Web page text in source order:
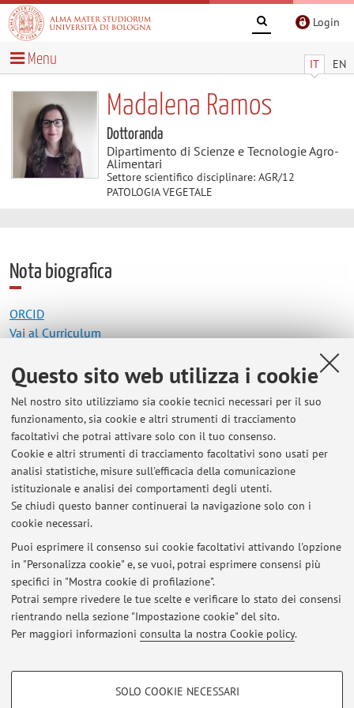
Questo sito web utilizza i cookie
Nel nostro sito utilizziamo sia cookie tecnici necessari per il suo
funzionamento, sia cookie e altri strumenti di tracciamento
facoltativi che potrai attivare solo con il tuo consenso.
Cookie e altri strumenti di tracciamento facoltativi sono usati per
analisi statistiche, misure sull'efficacia della comunicazione
istituzionale e analisi dei comportamenti degli utenti.
Se chiudi questo banner continuerai la navigazione solo con i
cookie necessari.
Puoi esprimere il consenso sui cookie facoltativi attivando l'opzione
in "Personalizza cookie" e, se vuoi, potrai esprimere consensi più
specifici in "Mostra cookie di profilazione".
Potrai sempre rivedere le tue scelte e verificare lo stato dei consensi
rientrando nella sezione "Impostazione cookie" del sito.
Per maggiori informazioni consulta la nostra Cookie policy.
COOKIE DI PROFILAZIONE - FACOLTATIVI
SOLO COOKIE NECESSARI
Login
IT EN
Menu
Madalena Ramos
Dottoranda
Dipartimento di Scienze e Tecnologie Agro-
Alimentari
Settore scientifico disciplinare: AGR/12
PATOLOGIA VEGETALE
Nota biografica
ORCID
Vai al Curriculum
Contatti
E-mail: madalena.ramos@unibo.it
Dipartimento di Scienze e Tecnologie Agro-Alimentari
Viale Fanin 50, Bologna -
Vai alla mappa
Ultimi avvisi
Al momento non sono presenti avvisi.